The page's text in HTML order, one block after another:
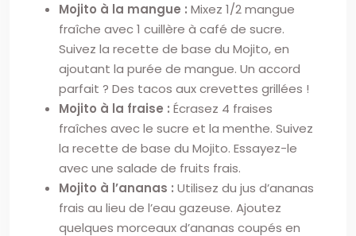
Mojito à la mangue : Mixez 1/2 mangue
fraîche avec 1 cuillère à café de sucre.
Suivez la recette de base du Mojito, en
ajoutant la purée de mangue. Un accord
parfait ? Des tacos aux crevettes grillées !
Mojito à la fraise : Écrasez 4 fraises
fraîches avec le sucre et la menthe. Suivez
la recette de base du Mojito. Essayez-le
avec une salade de fruits frais.
Mojito à l’ananas : Utilisez du jus d’ananas
frais au lieu de l’eau gazeuse. Ajoutez
quelques morceaux d’ananas coupés en